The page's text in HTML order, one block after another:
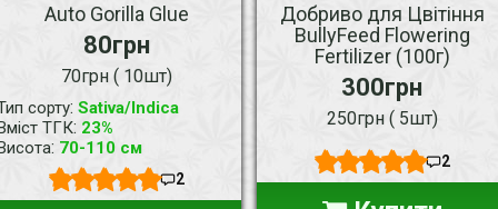
Auto Gorilla Glue
80грн
70грн ( 10шт)
сорту: Sativa/Indica
ТГК: 23%
: 70-110 см
2
Добриво для Цвітіння
BullyFeed Flowering
Fertilizer (100г)
300грн
250грн ( 5шт)
2